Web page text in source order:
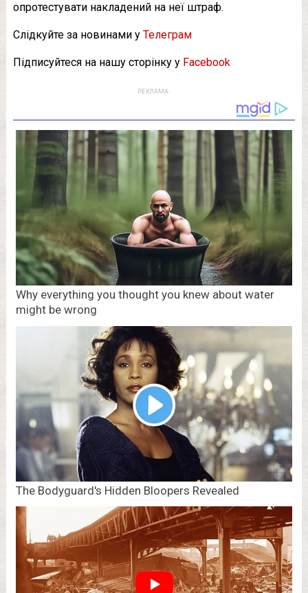
опротестувати накладений на неї штраф.
Слідкуйте за новинами у Телеграм
Підписуйтеся на нашу сторінку у Facebook
РЕКЛАМА: